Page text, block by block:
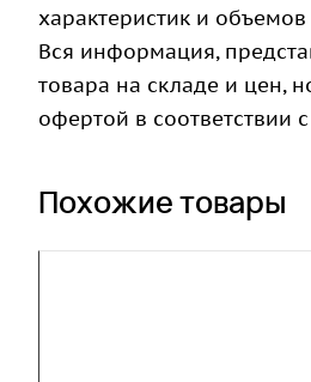
характеристик и объемов
Вся информация,
товара на складе и цен,
офертой в соответствии
Похожие товары